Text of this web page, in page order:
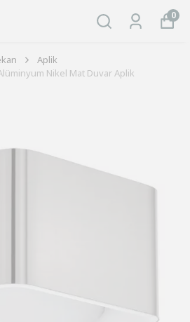
0
Aplik
Nikel Mat Duvar Aplik